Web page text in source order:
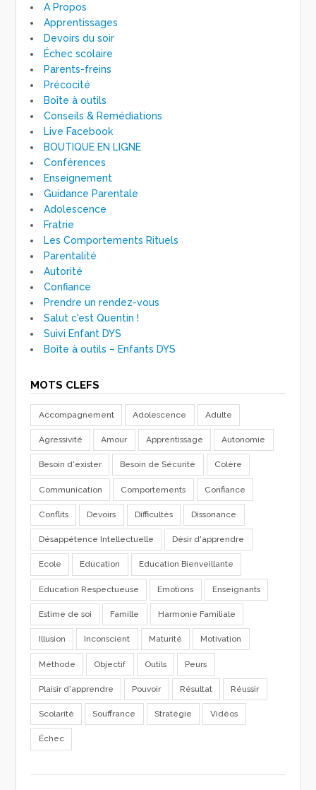
A Propos
Apprentissages
Devoirs du soir
Échec scolaire
Parents-freins
Précocité
Boîte à outils
Conseils & Remédiations
Live Facebook
BOUTIQUE EN LIGNE
Conférences
Enseignement
Guidance Parentale
Adolescence
Fratrie
Les Comportements Rituels
Parentalité
Autorité
Confiance
Prendre un rendez-vous
Salut c'est Quentin !
Suivi Enfant DYS
Boîte à outils – Enfants DYS
MOTS CLEFS
Accompagnement Adolescence Adulte
Agressivité Amour Apprentissage Autonomie
Besoin d'exister Besoin de Sécurité Colère
Communication Comportements Confiance
Conflits Devoirs Difficultés Dissonance
Désappétence Intellectuelle Désir d'apprendre
Ecole Education Education Bienveillante
Education Respectueuse Emotions Enseignants
Estime de soi Famille Harmonie Familiale
Illusion Inconscient Maturité Motivation
Méthode Objectif Outils Peurs
Plaisir d'apprendre Pouvoir Résultat Réussir
Scolarité Souffrance Stratégie Vidéos
Échec